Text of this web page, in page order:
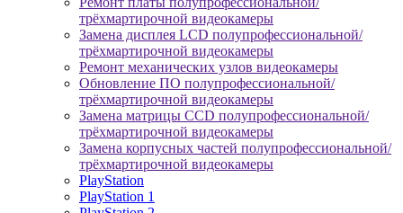
трёхмартирочной видеокамеры
Замена дисплея LCD полупрофессиональной/
трёхмартирочной видеокамеры
Ремонт механических узлов видеокамеры
Обновление ПО полупрофессиональной/
трёхмартирочной видеокамеры
Замена матрицы CCD полупрофессиональной/
трёхмартирочной видеокамеры
Замена корпусных частей полупрофессиональной/
трёхмартирочной видеокамеры
PlayStation
PlayStation 1